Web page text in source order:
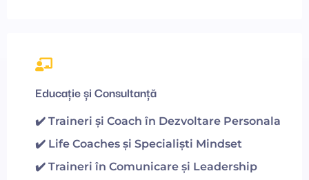
Educație și Consultanță
✔️ Traineri și Coach în Dezvoltare Personala
✔️ Life Coaches și Specialiști Mindset
✔️ Traineri în Comunicare și Leadership